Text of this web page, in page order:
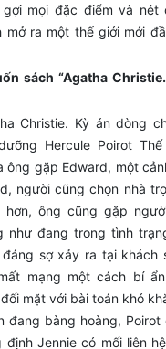
gợi mọi đặc điểm và nét
mở ra một thế giới mới
sách “Agatha
Christie. Kỳ án dòng
Hercule Poirot
ông gặp Edward, một
người cũng chọn nhà
hơn, ông cũng gặp
như đang trong tình
sợ xảy ra tại khách
mạng một cách bí
mặt với bài toán khó
đang bàng hoàng,
định Jennie có mối liên